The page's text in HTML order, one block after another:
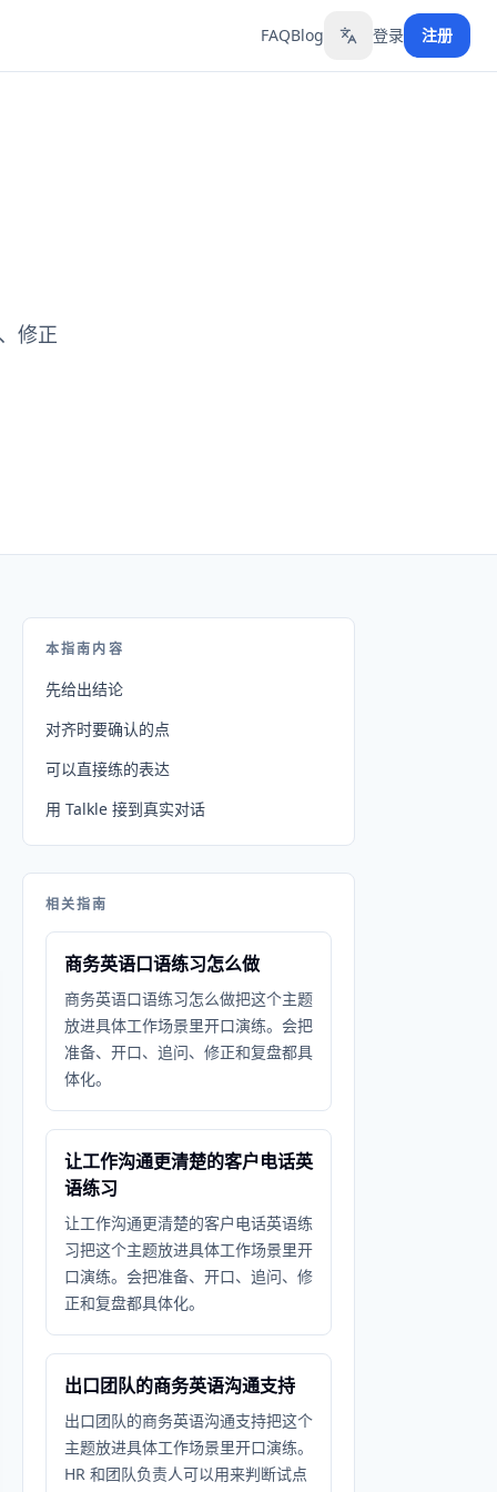
FAQBlog Toggle language
登录 注册
修正
本指南内容
先给出结论
对齐时要确认的点
可以直接练的表达
用 Talkle 接到真实对话
相关指南
商务英语口语练习怎么做
商务英语口语练习怎么做把这个主题
放进具体工作场景里开口演练。会把
准备、开口、追问、修正和复盘都具
体化。
让工作沟通更清楚的客户电话英
语练习
让工作沟通更清楚的客户电话英语练
习把这个主题放进具体工作场景里开
口演练。会把准备、开口、追问、修
正和复盘都具体化。
出口团队的商务英语沟通支持
出口团队的商务英语沟通支持把这个
主题放进具体工作场景里开口演练。
HR 和团队负责人可以用来判断试点